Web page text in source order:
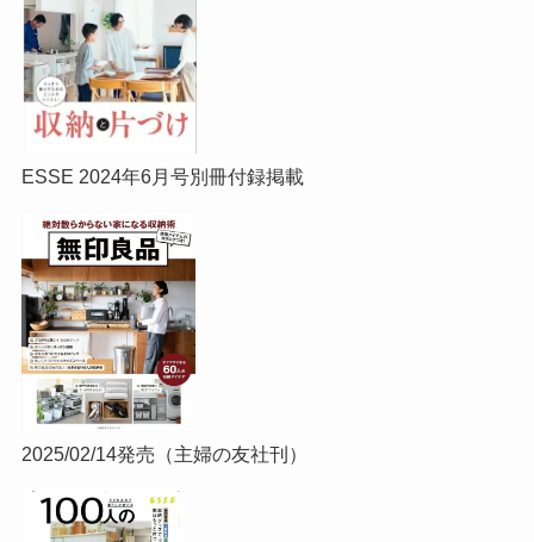
ESSE 2024年6月号別冊付録掲載
2025/02/14発売（主婦の友社刊）